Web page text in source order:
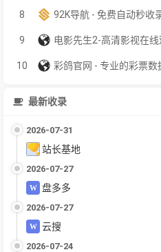
8 92K导航 - 免费自动秒收
9
10 彩鸽官网 - 专业的彩票数
最新收录
2026-07-31
站长基地
2026-07-27
盘多多
2026-07-27
云搜
2026-07-24